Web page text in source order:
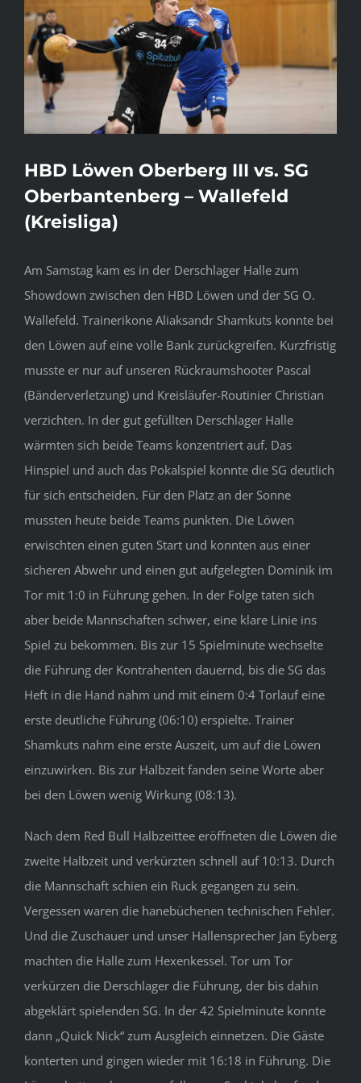
Bild
HBD Löwen Oberberg III vs. SG
Oberbantenberg – Wallefeld
(Kreisliga)
Am Samstag kam es in der Derschlager Halle zum
Showdown zwischen den HBD Löwen und der SG O.
Wallefeld. Trainerikone Aliaksandr Shamkuts konnte bei
den Löwen auf eine volle Bank zurückgreifen. Kurzfristig
musste er nur auf unseren Rückraumshooter Pascal
(Bänderverletzung) und Kreisläufer-Routinier Christian
verzichten. In der gut gefüllten Derschlager Halle
wärmten sich beide Teams konzentriert auf. Das
Hinspiel und auch das Pokalspiel konnte die SG deutlich
für sich entscheiden. Für den Platz an der Sonne
mussten heute beide Teams punkten. Die Löwen
erwischten einen guten Start und konnten aus einer
sicheren Abwehr und einen gut aufgelegten Dominik im
Tor mit 1:0 in Führung gehen. In der Folge taten sich
aber beide Mannschaften schwer, eine klare Linie ins
Spiel zu bekommen. Bis zur 15 Spielminute wechselte
die Führung der Kontrahenten dauernd, bis die SG das
Heft in die Hand nahm und mit einem 0:4 Torlauf eine
erste deutliche Führung (06:10) erspielte. Trainer
Shamkuts nahm eine erste Auszeit, um auf die Löwen
einzuwirken. Bis zur Halbzeit fanden seine Worte aber
bei den Löwen wenig Wirkung (08:13).
Nach dem Red Bull Halbzeittee eröffneten die Löwen die
zweite Halbzeit und verkürzten schnell auf 10:13. Durch
die Mannschaft schien ein Ruck gegangen zu sein.
Vergessen waren die hanebüchenen technischen Fehler.
Und die Zuschauer und unser Hallensprecher Jan Eyberg
machten die Halle zum Hexenkessel. Tor um Tor
verkürzen die Derschlager die Führung, der bis dahin
abgeklärt spielenden SG. In der 42 Spielminute konnte
dann „Quick Nick“ zum Ausgleich einnetzen. Die Gäste
konterten und gingen wieder mit 16:18 in Führung. Die